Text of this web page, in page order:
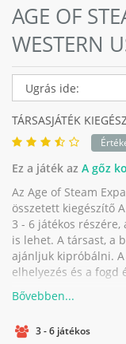
AGE OF
WESTERN
TÁRSASJÁTÉK
Ez a játék az A gőz
Az Age of Steam
összetett kiegészítő
3 - 6 játékos
is lehet. A társast, a
ajánljuk kipróbálni.
elhelyezés és a fogd
3 - 6 játékos